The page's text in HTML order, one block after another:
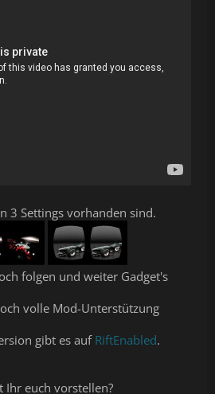
3 Settings vorhanden sind.
folgen und weiter Gadget's
volle Mod-Unterstützung
gibt es auf RiftEnabled.
Ihr euch vorstellen?